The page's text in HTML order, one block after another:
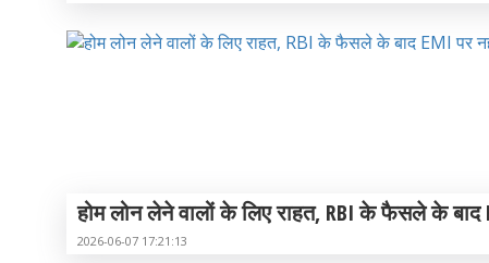
होम लोन लेने वालों के लिए राहत, RBI के फैसले के बाद
2026-06-07 17:21:13